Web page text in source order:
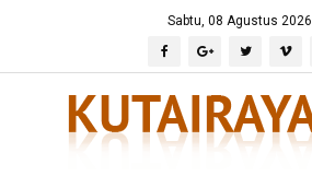
Sabtu, 08 Agustus 2026